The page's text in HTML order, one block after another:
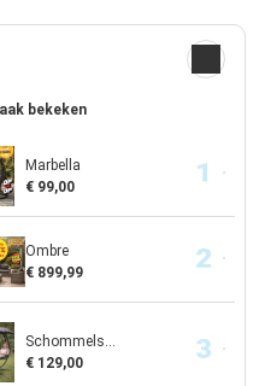
bekeken
Marbella
€ 99,00
Ombre
€ 899,99
Schommels...
€ 129,00